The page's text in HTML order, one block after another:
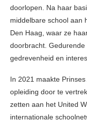
doorlopen. Na haar
middelbare school aan
Den Haag, waar ze
doorbracht.
gedrevenheid en
In 2021 maakte
opleiding door te
zetten aan het United
internationale